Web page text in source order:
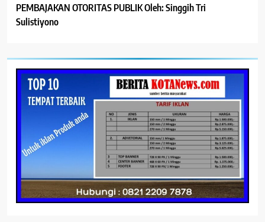
PEMBAJAKAN OTORITAS PUBLIK Oleh: Singgih Tri
Sulistiyono